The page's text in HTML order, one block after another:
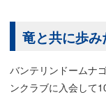
竜と共に歩み
バンテリンドームナ
ンクラブに入会して